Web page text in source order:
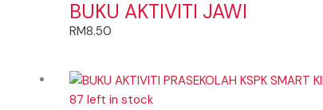
BUKU AKTIVITI JAWI
RM8.50
87 left in stock